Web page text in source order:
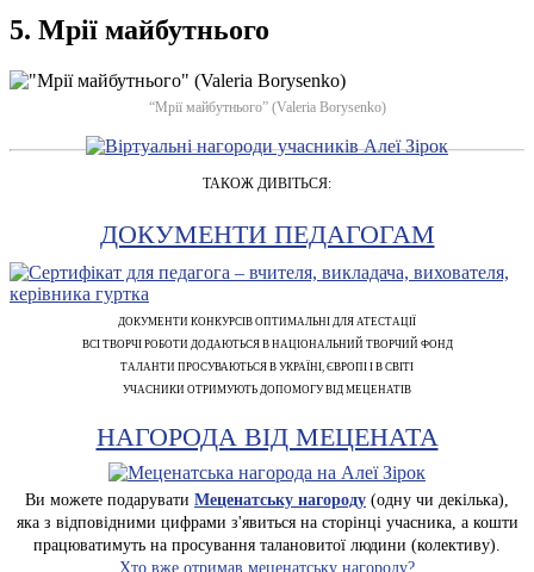
5. Мрії майбутнього
“Мрії майбутнього” (Valeria Borysenko)
ТАКОЖ ДИВІТЬСЯ:
ДОКУМЕНТИ ПЕДАГОГАМ
ДОКУМЕНТИ КОНКУРСІВ ОПТИМАЛЬНІ ДЛЯ АТЕСТАЦІЇ
ВСІ ТВОРЧІ РОБОТИ ДОДАЮТЬСЯ В НАЦІОНАЛЬНИЙ ТВОРЧИЙ ФОНД
ТАЛАНТИ ПРОСУВАЮТЬСЯ В УКРАЇНІ, ЄВРОПІ І В СВІТІ
УЧАСНИКИ ОТРИМУЮТЬ ДОПОМОГУ ВІД МЕЦЕНАТІВ
НАГОРОДА ВІД МЕЦЕНАТА
Ви можете подарувати Меценатську нагороду (одну чи декілька),
яка з відповідними цифрами з'явиться на сторінці учасника, а кошти
працюватимуть на просування талановитої людини (колективу).
Хто вже отримав меценатську нагороду?